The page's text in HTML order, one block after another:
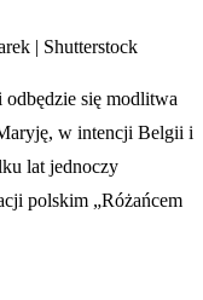
| Shutterstock
się modlitwa
w intencji Belgii i
lat jednoczy
polskim „Różańcem